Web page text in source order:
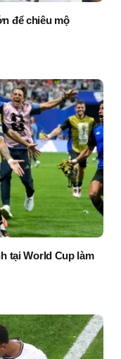
để chiêu mộ
tại World Cup làm